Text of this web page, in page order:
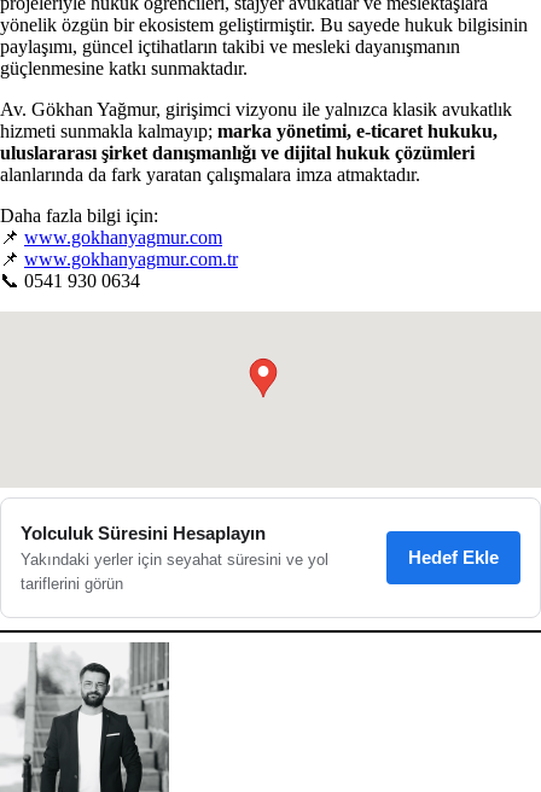
yönelik özgün bir ekosistem geliştirmiştir. Bu sayede hukuk bilgisinin
paylaşımı, güncel içtihatların takibi ve mesleki dayanışmanın
güçlenmesine katkı sunmaktadır.
Av. Gökhan Yağmur, girişimci vizyonu ile yalnızca klasik avukatlık
hizmeti sunmakla kalmayıp; marka yönetimi, e-ticaret hukuku,
uluslararası şirket danışmanlığı ve dijital hukuk çözümleri
alanlarında da fark yaratan çalışmalara imza atmaktadır.
Daha fazla bilgi için:
📌 www.gokhanyagmur.com
📌 www.gokhanyagmur.com.tr
📞 0541 930 0634
●
Yolculuk Süresini Hesaplayın
Yakındaki yerler için seyahat süresini ve yol
tariflerini görün
Hedef Ekle